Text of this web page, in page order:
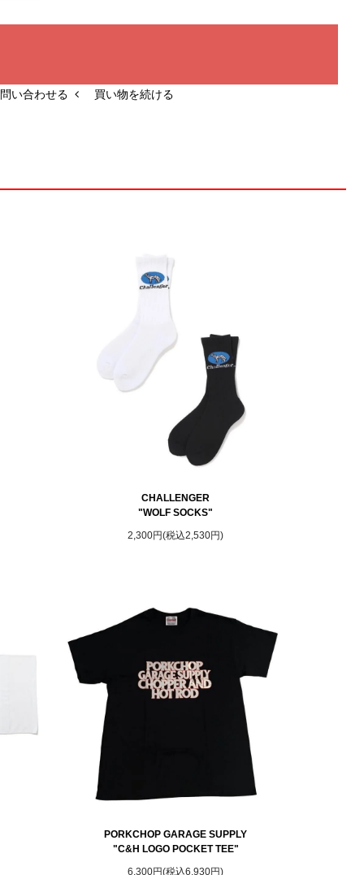
い合わせる 買い物を続ける
CHALLENGER
"WOLF SOCKS"
2,300円(税込2,530円)
PORKCHOP GARAGE SUPPLY
"C&H LOGO POCKET TEE"
6,300円(税込6,930円)